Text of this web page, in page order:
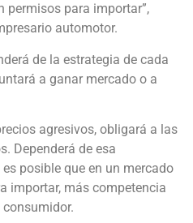
permisos para importar”,
automotor.
de la estrategia de cada
a ganar mercado o a
agresivos, obligará a las
Dependerá de esa
posible que en un mercado
importar, más competencia